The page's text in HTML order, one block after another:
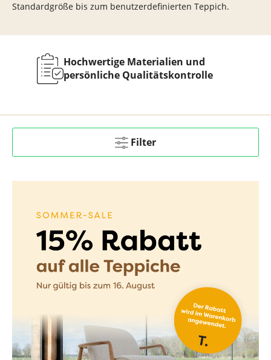
Standardgröße bis zum benutzerdefinierten Teppich.
Hochwertige Materialien und
persönliche Qualitätskontrolle
Filter